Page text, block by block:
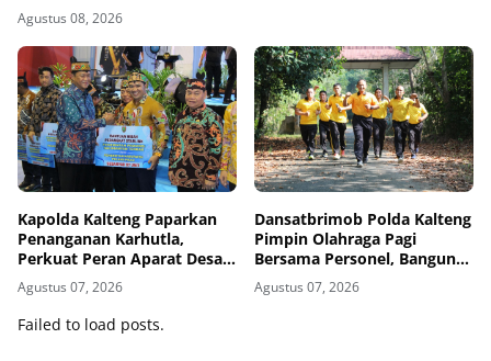
Intensifkan Patroli
Harkamtibmas
Agustus 08, 2026
Kapolda Kalteng Paparkan
Penanganan Karhutla,
Perkuat Peran Aparat Desa
dalam Pencegahan
Agustus 07, 2026
Dansatbrimob Polda Kalteng
Pimpin Olahraga Pagi
Bersama Personel, Bangun
Kebersamaan Lewat Lari ke
Bukit Baranahu
Agustus 07, 2026
Failed to load posts.